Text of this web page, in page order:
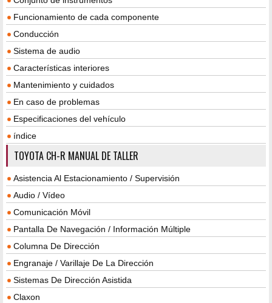
Funcionamiento de cada componente
Conducción
Sistema de audio
Características interiores
Mantenimiento y cuidados
En caso de problemas
Especificaciones del vehículo
índice
TOYOTA CH-R MANUAL DE TALLER
Asistencia Al Estacionamiento / Supervisión
Audio / Vídeo
Comunicación Móvil
Pantalla De Navegación / Información Múltiple
Columna De Dirección
Engranaje / Varillaje De La Dirección
Sistemas De Dirección Asistida
Claxon